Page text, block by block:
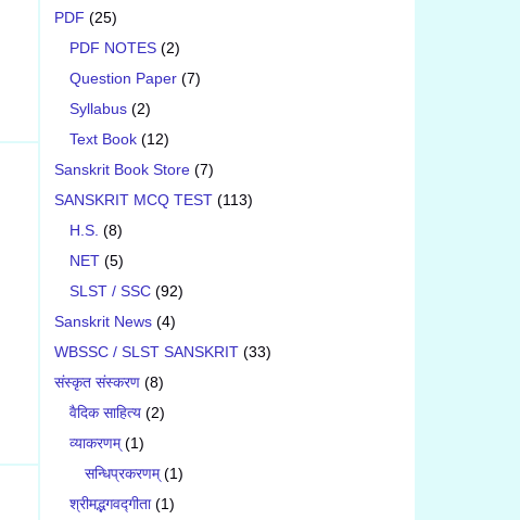
PDF (25)
PDF NOTES (2)
Question Paper (7)
Syllabus (2)
Text Book (12)
Sanskrit Book Store (7)
SANSKRIT MCQ TEST (113)
H.S. (8)
NET (5)
SLST / SSC (92)
Sanskrit News (4)
WBSSC / SLST SANSKRIT (33)
संस्कृत संस्करण (8)
वैदिक साहित्य (2)
व्याकरणम्(1)
सन्धिप्रकरणम्(1)
श्रीमद्भगवद्गीता(1)